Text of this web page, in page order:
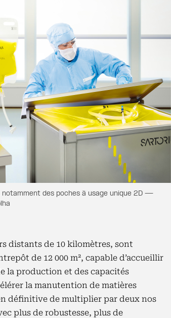
des poches à usage unique 2D —
distants de 10 kilomètres, sont
de 12 000 m², capable d’accueillir
la production et des capacités
la manutention de matières
définitive de multiplier par deux nos
plus de robustesse, plus de